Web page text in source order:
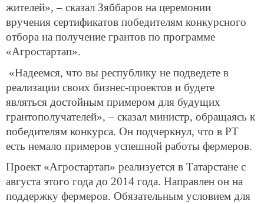
жителей», – сказал Зяббаров на церемонии
вручения сертификатов победителям конкурсного
отбора на получение грантов по программе
«Агростартап».
«Надеемся, что вы республику не подведете в
реализации своих бизнес-проектов и будете
являться достойным примером для будущих
грантополучателей», – сказал министр, обращаясь к
победителям конкурса. Он подчеркнул, что в РТ
есть немало примеров успешной работы фермеров.
Проект «Агростартап» реализуется в Татарстане с
августа этого года до 2014 года. Направлен он на
поддержку фермеров. Обязательным условием для